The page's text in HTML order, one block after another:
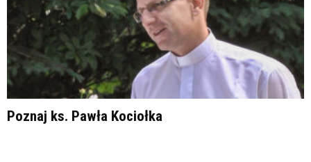
Poznaj ks. Pawła Kociołka